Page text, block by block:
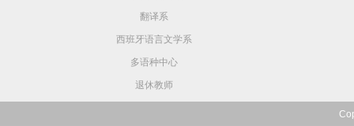
翻译系
西班牙语言文学系
多语种中心
退休教师